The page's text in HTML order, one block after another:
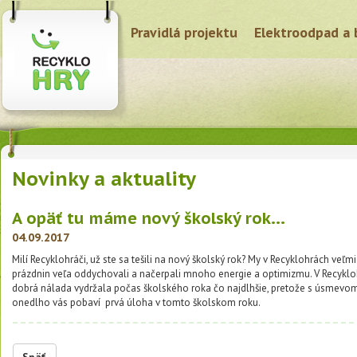
Pravidlá projektu Elektroodpad a
Novinky a aktuality
A opäť tu máme nový školský rok...
04.09.2017
Milí Recyklohráči, už ste sa tešili na nový školský rok? My v Recyklohrách
prázdnin veľa oddychovali a načerpali mnoho energie a optimizmu. V
dobrá nálada vydržala počas školského roka čo najdlhšie, pretože s
onedlho vás pobaví prvá úloha v tomto školskom roku.